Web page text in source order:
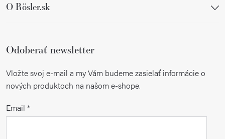
O Rösler.sk
Odoberať newsletter
Vložte svoj e-mail a my Vám budeme zasielať informácie o
nových produktoch na našom e-shope.
Email